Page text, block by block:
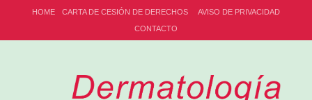
HOME CARTA DE CESIÓN DE DERECHOS
AVISO DE PRIVACIDAD
CONTACTO